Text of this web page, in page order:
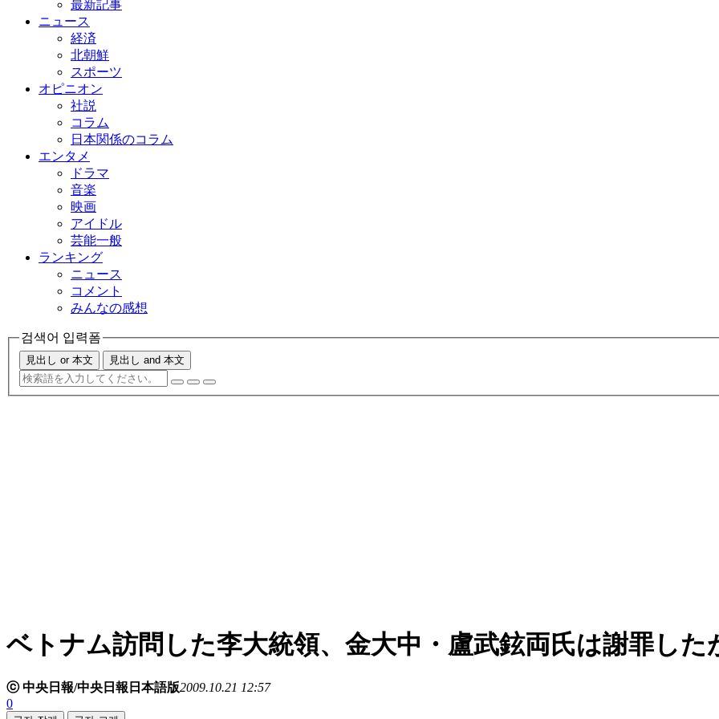
最新記事
ニュース
経済
北朝鮮
スポーツ
オピニオン
社説
コラム
日本関係のコラム
エンタメ
ドラマ
音楽
映画
アイドル
芸能一般
ランキング
ニュース
コメント
みんなの感想
검색어 입력폼
見出し or 本文 見出し and 本文
ベトナム訪問した李大統領、金大中・盧武鉉両氏は謝罪し
ⓒ 中央日報/中央日報日本語版2009.10.21 12:57
0